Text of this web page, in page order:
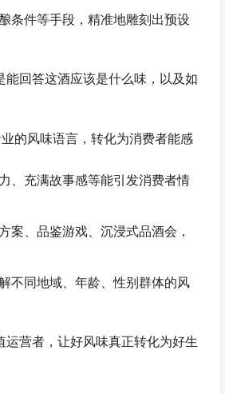
条件等手段，精准地雕刻出预设
回答这酒应该是什么味，以及如
的风味语言，转化为消费者能感
、充满故事感等能引发消费者情
案、品鉴游戏、沉浸式品酒会，
不同地域、年龄、性别群体的风
营者，让好风味真正转化为好生